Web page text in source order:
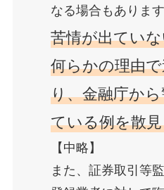
なる場合もあります
苦情が出てい
何らかの理由
り、金融庁か
ている例を散
【中略】
また、証券取引等